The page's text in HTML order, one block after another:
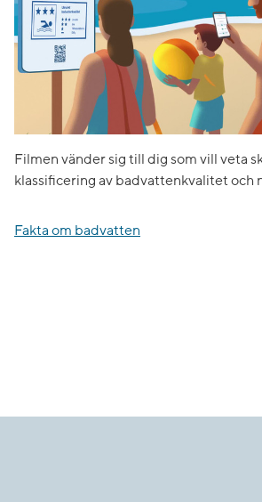
Filmen vänder sig till dig som vill veta
klassificering av badvattenkvalitet och
Fakta om badvatten